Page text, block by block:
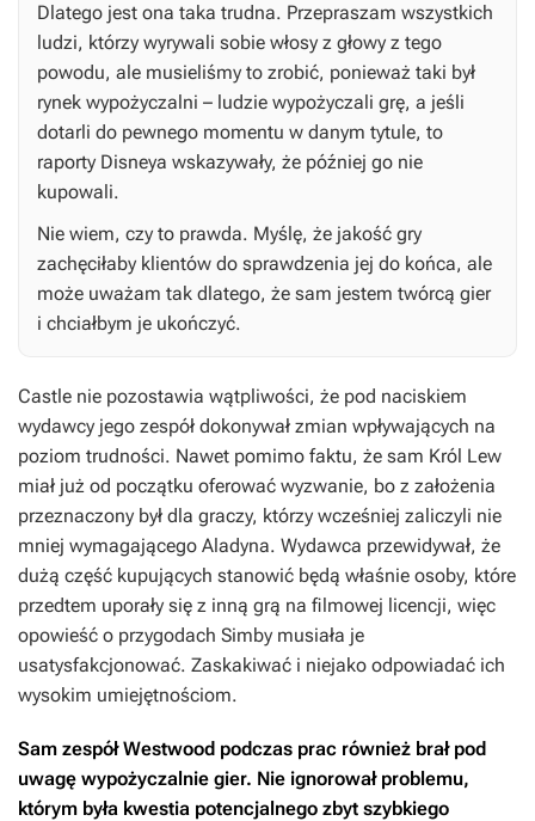
Dlatego jest ona taka trudna. Przepraszam wszystkich
ludzi, którzy wyrywali sobie włosy z głowy z tego
powodu, ale musieliśmy to zrobić, ponieważ taki był
rynek wypożyczalni – ludzie wypożyczali grę, a jeśli
dotarli do pewnego momentu w danym tytule, to
raporty Disneya wskazywały, że później go nie
kupowali.
Nie wiem, czy to prawda. Myślę, że jakość gry
zachęciłaby klientów do sprawdzenia jej do końca, ale
może uważam tak dlatego, że sam jestem twórcą gier
i chciałbym je ukończyć.
Castle nie pozostawia wątpliwości, że pod naciskiem
wydawcy jego zespół dokonywał zmian wpływających na
poziom trudności. Nawet pomimo faktu, że sam Król Lew
miał już od początku oferować wyzwanie, bo z założenia
przeznaczony był dla graczy, którzy wcześniej zaliczyli nie
mniej wymagającego Aladyna. Wydawca przewidywał, że
dużą część kupujących stanowić będą właśnie osoby, które
przedtem uporały się z inną grą na filmowej licencji, więc
opowieść o przygodach Simby musiała je
usatysfakcjonować. Zaskakiwać i niejako odpowiadać ich
wysokim umiejętnościom.
Sam zespół Westwood podczas prac również brał pod
uwagę wypożyczalnie gier. Nie ignorował problemu,
którym była kwestia potencjalnego zbyt szybkiego